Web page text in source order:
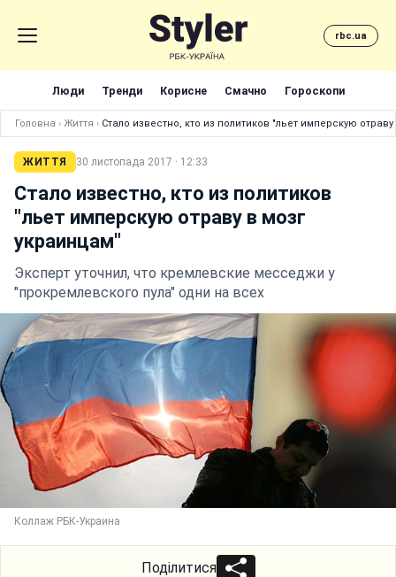
rbc.ua
Люди Тренди Корисне Смачно Гороскопи
Головна › Життя › Стало известно, кто из политиков "льет имперскую
ЖИТТЯ 30 листопада 2017 · 12:33
Стало известно, кто из политиков
"льет имперскую отраву в мозг
украинцам"
Эксперт уточнил, что кремлевские месседжи у
"прокремлевского пула" одни на всех
Коллаж РБК-Украина
Поділитися